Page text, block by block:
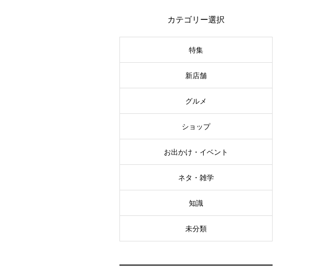
カテゴリー選択
特集
新店舗
グルメ
ショップ
お出かけ・イベント
ネタ・雑学
知識
未分類